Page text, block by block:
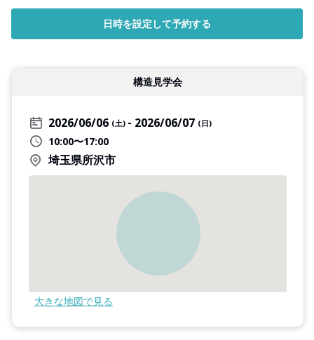
日時を設定して予約する
構造見学会
2026/06/06 (土) 2026/06/07 (日)
10:00〜17:00
埼玉県所沢市
大きな地図で見る